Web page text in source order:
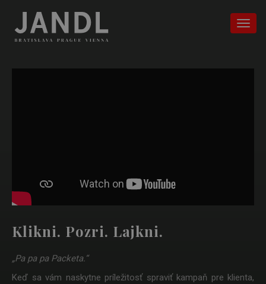
Klikni. Pozri. Lajkni.
„Pa pa pa Packeta.“
Keď sa vám naskytne príležitosť spraviť kampaň pre klienta,